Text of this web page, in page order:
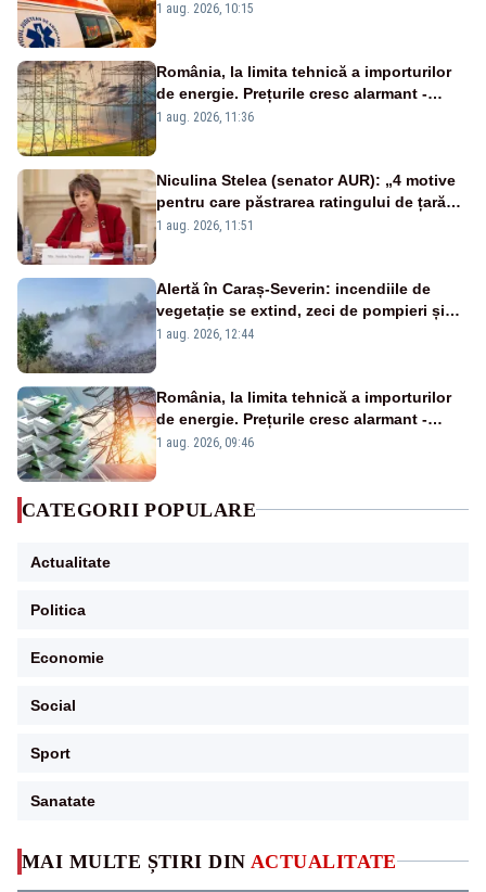
MAI MULTE ȘTIRI DIN ACTUALITATE
duminică. Temperaturile urcă spre 40°C
1 aug. 2026, 10:15
România, la limita tehnică a importurilor
de energie. Prețurile cresc alarmant -
Analiză Realitatea Plus
1 aug. 2026, 11:36
Niculina Stelea (senator AUR): „4 motive
pentru care păstrarea ratingului de țară
nu este o reușită pentru Guvernul
1 aug. 2026, 11:51
Alertă în Caraș-Severin: incendiile de
vegetație se extind, zeci de pompieri și
silvicultori se luptă cu flăcările - VIDEO
1 aug. 2026, 12:44
România, la limita tehnică a importurilor
de energie. Prețurile cresc alarmant -
Analiză Realitatea Plus
1 aug. 2026, 09:46
CATEGORII POPULARE
Actualitate
Politica
Economie
Social
Sport
Sanatate